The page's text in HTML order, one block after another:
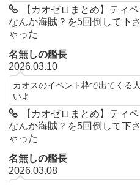
【カオゼロまとめ】ティ
なんか海賊？を5回倒して下
ゃった
名無しの艦長
2026.03.10
カオスのイベント枠で出てくる
いよ
【カオゼロまとめ】ティ
なんか海賊？を5回倒して下
ゃった
名無しの艦長
2026.03.08